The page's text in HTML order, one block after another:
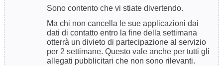
Sono contento che vi stiate divertendo.
Ma chi non cancella le sue applicazioni dai
dati di contatto entro la fine della settimana
otterrà un divieto di partecipazione al servizio
per 2 settimane. Questo vale anche per tutti gli
allegati pubblicitari che non sono rilevanti.